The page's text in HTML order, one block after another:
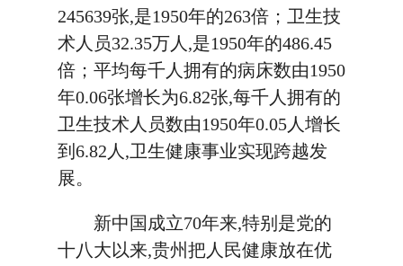
245639张,是1950年的263倍；卫生技
术人员32.35万人,是1950年的486.45
倍；平均每千人拥有的病床数由1950
年0.06张增长为6.82张,每千人拥有的
卫生技术人员数由1950年0.05人增长
到6.82人,卫生健康事业实现跨越发
展。
新中国成立70年来,特别是党的
十八大以来,贵州把人民健康放在优